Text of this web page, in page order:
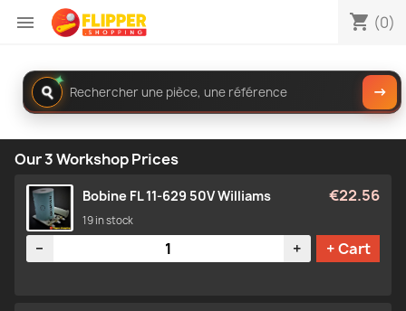
 shopping_cart (0)
✦
Rechercher
dans
le
→
Our 3 Workshop Prices
Bobine FL 11-629 50V Williams €22.56
19 in stock
− + + Cart